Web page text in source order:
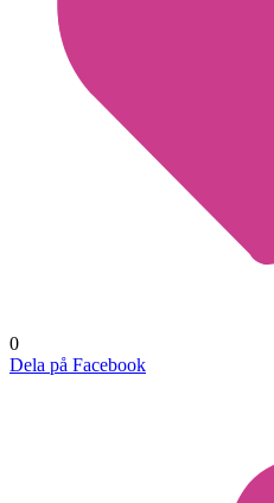
0
Dela på Facebook